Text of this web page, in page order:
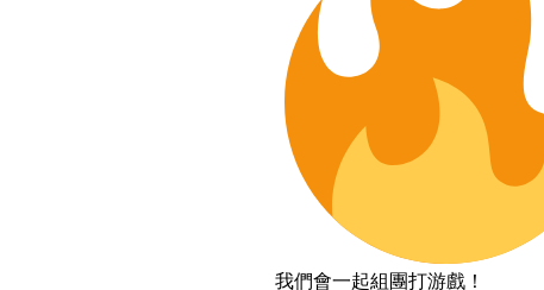
我們會一起組團打游戲！